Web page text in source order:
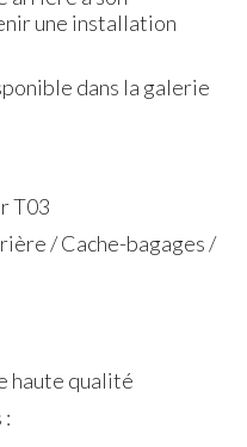
une installation
dans la galerie
T03
/ Cache-bagages /
haute qualité